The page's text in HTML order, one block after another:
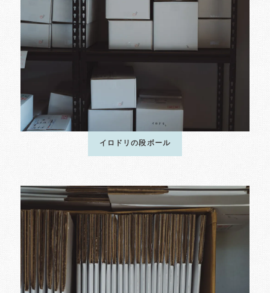
イロドリの段ボール